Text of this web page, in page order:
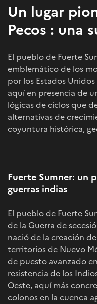
Un lugar
Pecos : una
El pueblo de Fuerte
emblemático de los
por los Estados
aquí en presencia de
lógicas de ciclos que
alternativas de
coyuntura histórica,
Fuerte Sumner: un
guerras indias
El pueblo de Fuerte
de la Guerra de
nació de la creación
territorios de Nuevo
de puesto avanzado
resistencia de los
Oeste, aquí más
colonos en la cuenca